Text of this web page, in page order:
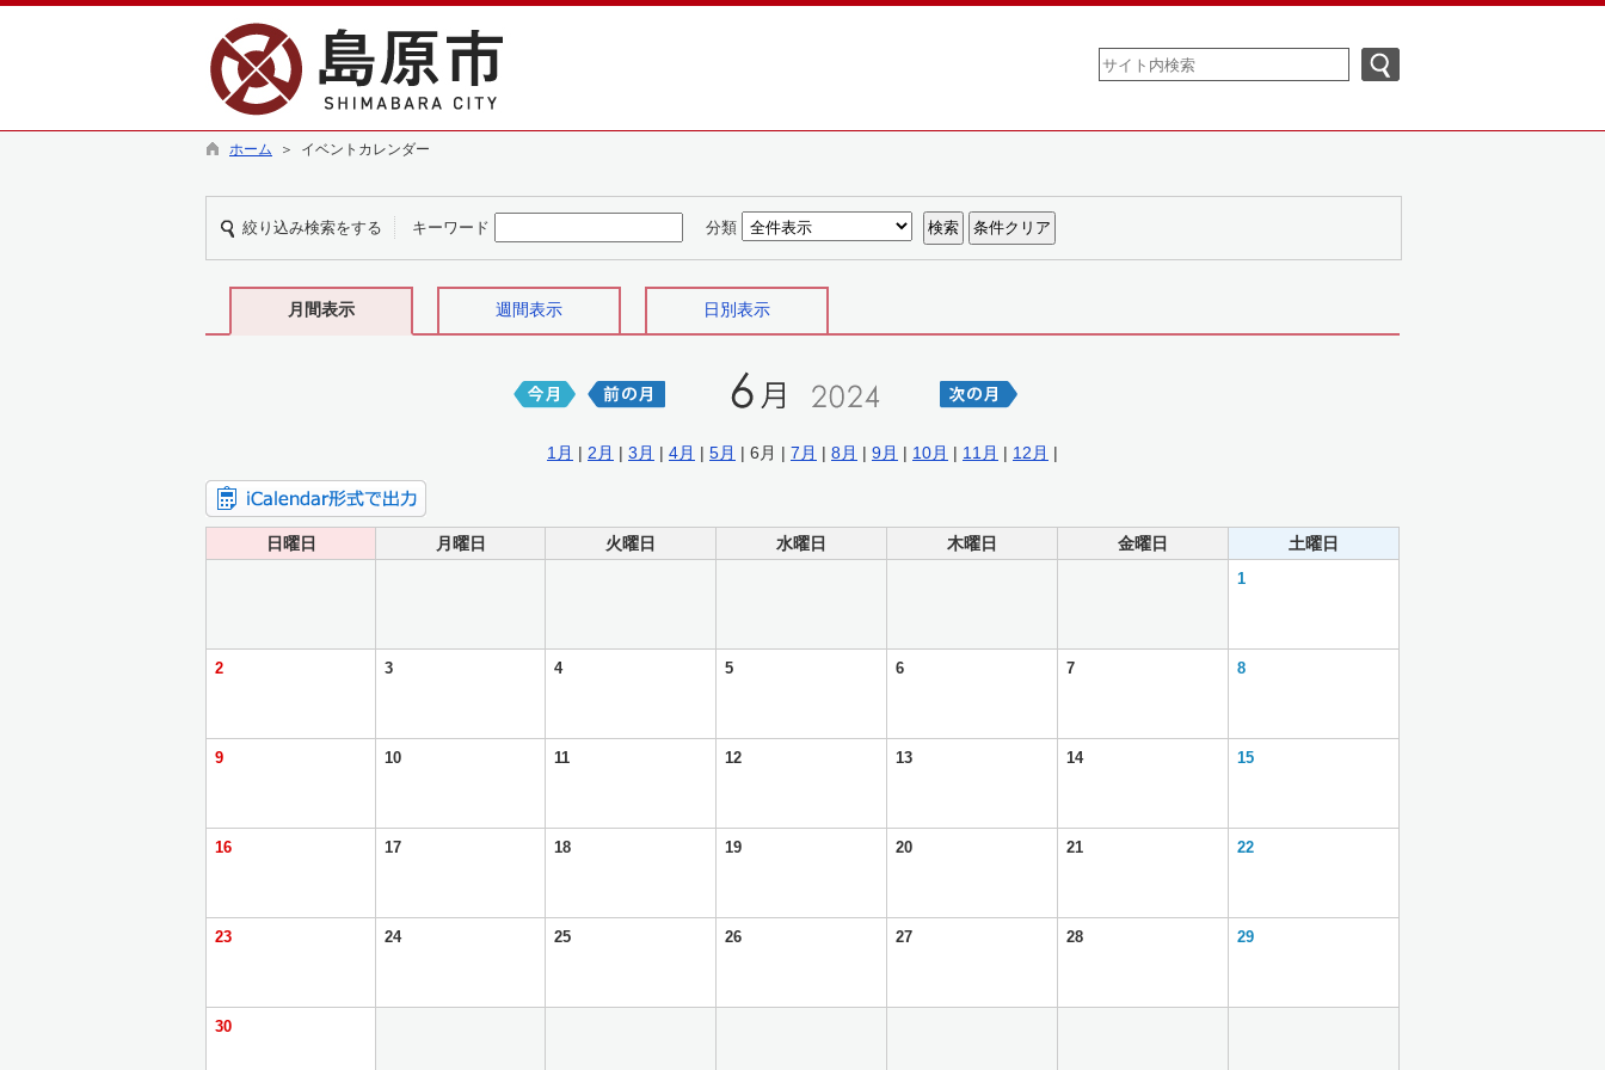
ホーム ＞ イベントカレンダー
絞り込み検索をする キーワード 分類
月間表示 週間表示 日別表示
1月 | 2月 | 3月 | 4月 | 5月 | 6月 | 7月 | 8月 | 9月 | 10月 | 11月 | 12月 |
日曜日 月曜日 火曜日 水曜日 木曜日 金曜日 土曜日
1
2 3 4 5 6 7 8
9 10 11 12 13 14 15
16 17 18 19 20 21 22
23 24 25 26 27 28 29
30